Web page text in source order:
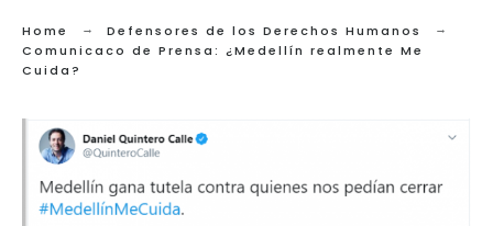
Home
Defensores de los Derechos Humanos
Comunicaco de Prensa: ¿Medellín realmente Me
Cuida?